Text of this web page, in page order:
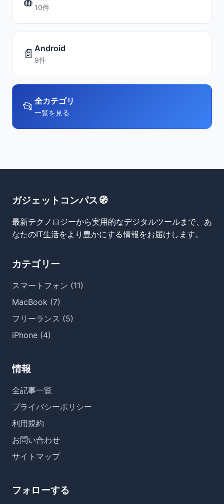
10件
📄 Android
9件
📂 全カテゴリ
一覧を見る
ガジェットコンパス🧭
最新テクノロジーから実用的なデジタルツールまで、あ
なたのIT生活をより豊かにする情報をお届けします。
カテゴリー
スマートフォン (11)
MacBook (7)
フリーランス (5)
iPhone (4)
情報
全記事一覧
プライバシーポリシー
利用規約
お問い合わせ
サイトマップ
フォローする